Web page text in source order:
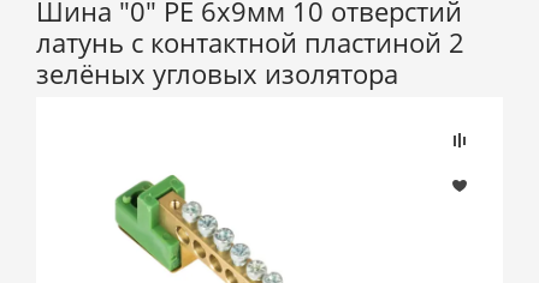
Шина "0" PE 6x9мм 10 отверстий
латунь с контактной пластиной 2
зелёных угловых изолятора